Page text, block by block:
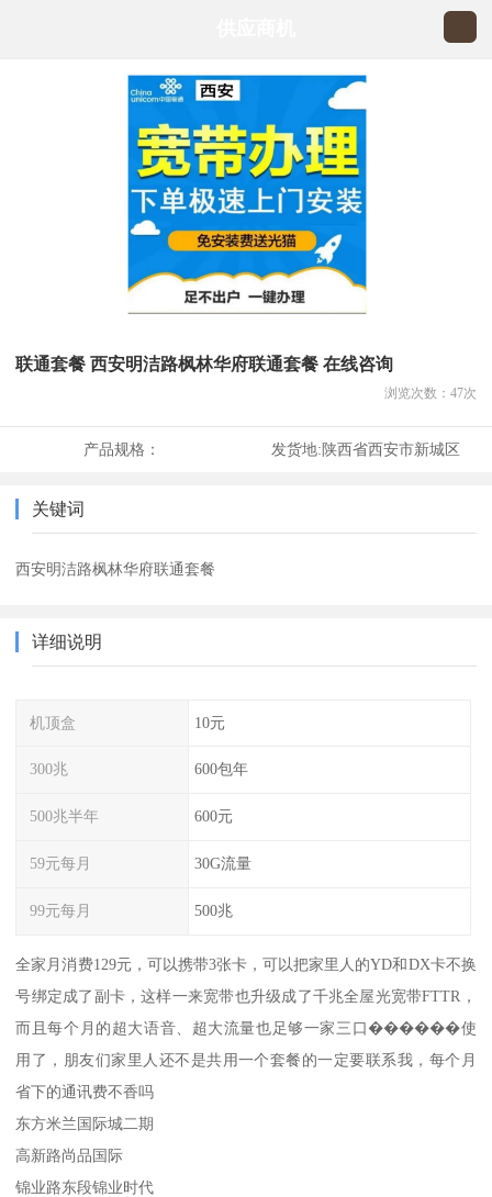
联通套餐 西安明洁路枫林华府联通套餐 在线咨询
浏览次数： 47次
产品规格： 发货地:陕西省西安市新城区
关键词
西安明洁路枫林华府联通套餐
详细说明
机顶盒 10元
300兆 600包年
500兆半年 600元
59元每月 30G流量
99元每月 500兆
全家月消费129元，可以携带3张卡，可以把家里人的YD和DX卡不换
号绑定成了副卡，这样一来宽带也升级成了千兆全屋光宽带FTTR，
而且每个月的超大语音、超大流量也足够一家三口������使
用了，朋友们家里人还不是共用一个套餐的一定要联系我，每个月
省下的通讯费不香吗
东方米兰国际城二期
高新路尚品国际
锦业路东段锦业时代